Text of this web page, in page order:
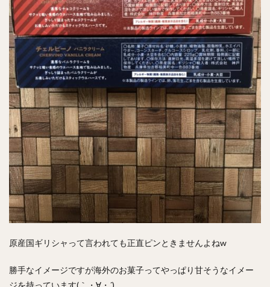
原産国ギリシャって言われても正直ピンときませんよねw
勝手なイメージですが海外のお菓子ってやっぱり甘そうなイメー